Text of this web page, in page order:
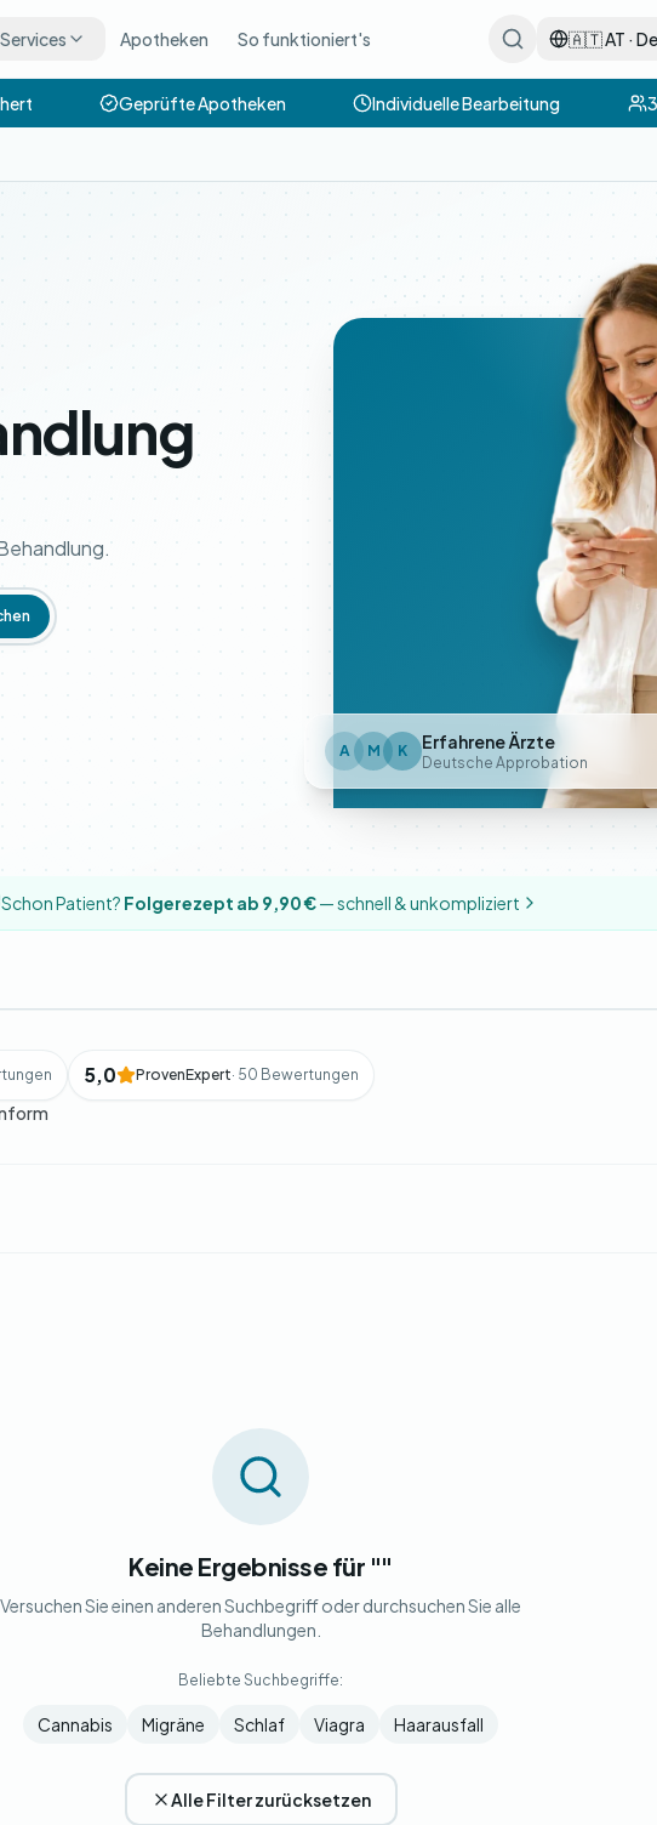
Apotheken So funktioniert's 🇦🇹 AT ·
Geprüfte Apotheken Individuelle Bearbeitung
A M K Erfahrene Ärzte
Deutsche Approbation
Schon Patient? Folgerezept ab 9,90 €— schnell & unkompliziert
5,0 ProvenExpert· 50 Bewertungen
Keine Ergebnisse für ""
Versuchen Sie einen anderen Suchbegriff oder durchsuchen Sie alle
Behandlungen.
Beliebte Suchbegriffe:
Cannabis Migräne Schlaf Viagra Haarausfall
Alle Filter zurücksetzen